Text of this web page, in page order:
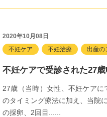
2020年10月08日
不妊ケア
不妊治療 出産の
不妊ケアで受診された27
27歳（当時）女性、不妊ケア
のタイミング療法に加え、当院
の採卵、2回目......